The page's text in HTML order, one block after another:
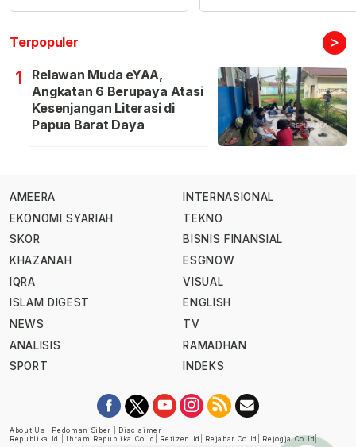
Terpopuler >
1
Relawan Muda eYAA,
Angkatan 6 Berupaya Atasi
Kesenjangan Literasi di
Papua Barat Daya
AMEERA
EKONOMI SYARIAH
SKOR
KHAZANAH
IQRA
ISLAM DIGEST
NEWS
ANALISIS
SPORT
INTERNASIONAL
TEKNO
BISNIS FINANSIAL
ESGNOW
VISUAL
ENGLISH
TV
RAMADHAN
INDEKS
About Us Pedoman Siber
Disclaimer
Republika.id
Ihram.republika.co.id Retizen.id Rejabar.co.id Rejogja.co.id |